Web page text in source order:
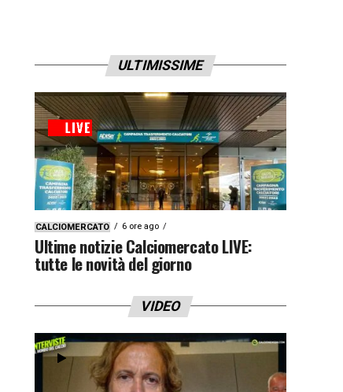
ULTIMISSIME
CALCIOMERCATO 6 ore ago
Ultime notizie Calciomercato LIVE:
tutte le novità del giorno
VIDEO